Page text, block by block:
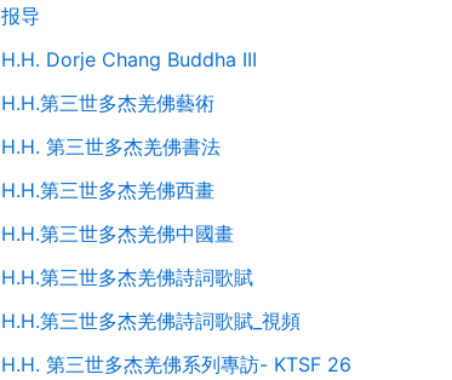
:报导
H.H. Dorje Chang Buddha III
H.H.第三世多杰羌佛藝術
H.H. 第三世多杰羌佛書法
H.H.第三世多杰羌佛西畫
H.H.第三世多杰羌佛中國畫
H.H.第三世多杰羌佛詩詞歌賦
H.H.第三世多杰羌佛詩詞歌賦_視頻
H.H. 第三世多杰羌佛系列專訪- KTSF 26